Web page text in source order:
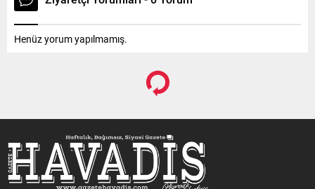
Henüz yorum yapılmamış.